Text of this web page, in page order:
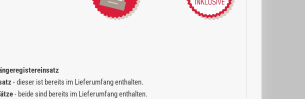
- dieser ist bereits im Lieferumfang enthalten.
- beide sind bereits im Lieferumfang enthalten.